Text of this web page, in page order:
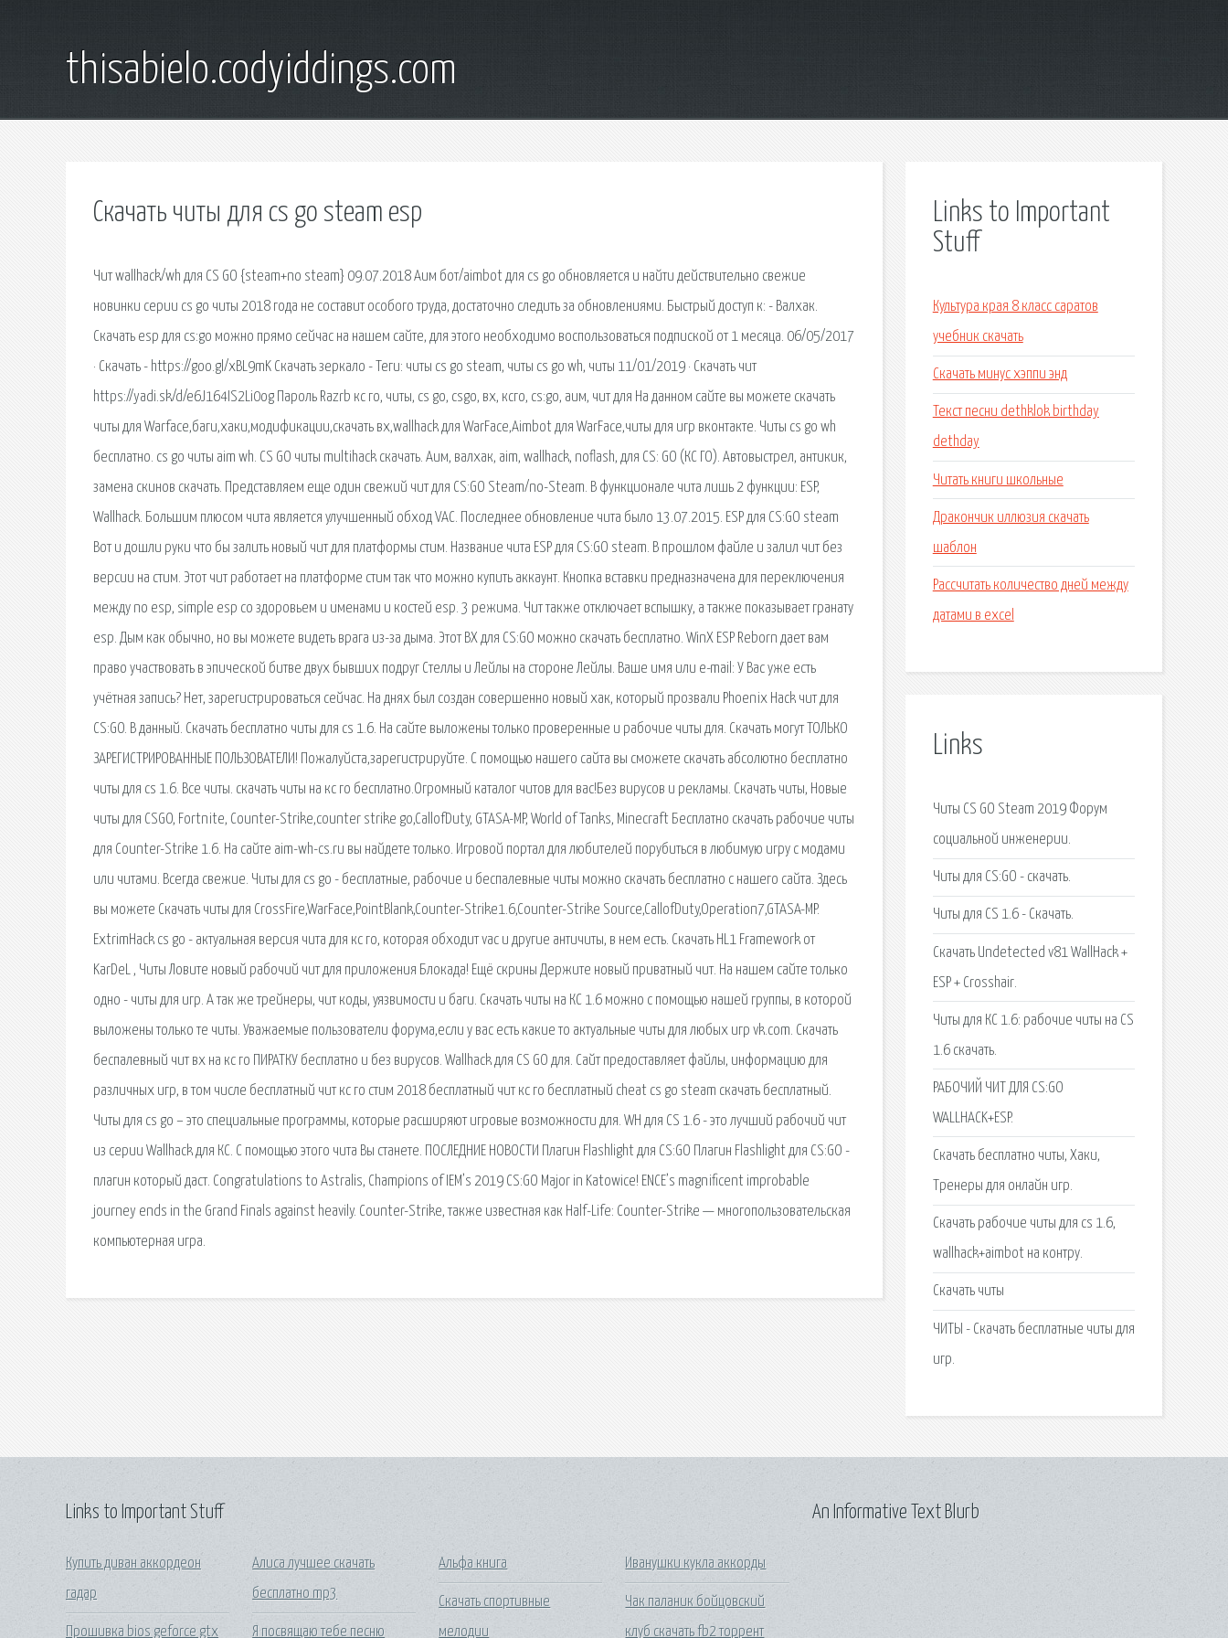
thisabielo.codyiddings.com
Скачать читы для cs go steam esp
Чит wallhack/wh для CS GO {steam+no steam} 09.07.2018 Аим бот/aimbot для cs go обновляется и найти действительно свежие
новинки серии cs go читы 2018 года не составит особого труда, достаточно следить за обновлениями. Быстрый доступ к: - Валхак.
Скачать esp для cs:go можно прямо сейчас на нашем сайте, для этого необходимо воспользоваться подпиской от 1 месяца. 06/05/2017
· Скачать - https://goo.gl/xBL9mK Скачать зеркало - Теги: читы cs go steam, читы cs go wh, читы 11/01/2019 · Скачать чит
https://yadi.sk/d/e6J164IS2Li0og Пароль Razrb кс го, читы, cs go, csgo, вх, ксго, cs:go, аим, чит для На данном сайте вы можете cкачать
читы для Warface,баги,хаки,модификации,скачать вх,wallhack для WarFace,Aimbot для WarFace,читы для игр вконтакте. Читы cs go wh
бесплатно. cs go читы aim wh. CS GO читы multihack скачать. Аим, валхак, aim, wallhack, noflash, для CS: GO (КС ГО). Автовыстрел, антикик,
замена скинов скачать. Представляем еще один свежий чит для CS:GO Steam/no-Steam. В функционале чита лишь 2 функции: ESP,
Wallhack. Большим плюсом чита является улучшенный обход VAC. Последнее обновление чита было 13.07.2015. ESP для CS:GO steam
Вот и дошли руки что бы залить новый чит для платформы стим. Название чита ESP для CS:GO steam. В прошлом файле и залил чит без
версии на стим. Этот чит работает на платформе стим так что можно купить аккаунт. Кнопка вставки предназначена для переключения
между no esp, simple esp со здоровьем и именами и костей esp. 3 режима. Чит также отключает вспышку, а также показывает гранату
esp. Дым как обычно, но вы можете видеть врага из-за дыма. Этот ВХ для CS:GO можно скачать бесплатно. WinX ESP Reborn дает вам
право участвовать в эпической битве двух бывших подруг Стеллы и Лейлы на стороне Лейлы. Ваше имя или e-mail: У Вас уже есть
учётная запись? Нет, зарегистрироваться сейчас. На днях был создан совершенно новый хак, который прозвали Phoenix Hack чит для
CS:GO. В данный. Скачать бесплатно читы для cs 1.6. На сайте выложены только проверенные и рабочие читы для. Скачать могут ТОЛЬКО
ЗАРЕГИСТРИРОВАННЫЕ ПОЛЬЗОВАТЕЛИ! Пожалуйста,зарегистрируйте. С помощью нашего сайта вы сможете скачать абсолютно бесплатно
читы для cs 1.6. Все читы. cкачать читы на кс го бесплатно.Огромный каталог читов для вас!Без вирусов и рекламы. Скачать читы, Новые
читы для CSGO, Fortnite, Counter-Strike,counter strike go,CallofDuty, GTASA-MP, World of Tanks, Minecraft Бесплатно скачать рабочие читы
для Counter-Strike 1.6. На сайте aim-wh-cs.ru вы найдете только. Игровой портал для любителей порубиться в любимую игру с модами
или читами. Всегда свежие. Читы для cs go - бесплатные, рабочие и беспалевные читы можно скачать бесплатно с нашего сайта. Здесь
вы можете Скачать читы для CrossFire,WarFace,PointBlank,Counter-Strike1.6,Counter-Strike Source,CallofDuty,Operation7,GTASA-MP.
ExtrimHack cs go - актуальная версия чита для кс го, которая обходит vac и другие античиты, в нем есть. Скачать HL1 Framework от
KarDeL , Читы Ловите новый рабочий чит для приложения Блокада! Ещё скрины Держите новый приватный чит. На нашем сайте только
одно - читы для игр. А так же трейнеры, чит коды, уязвимости и баги. Скачать читы на КС 1.6 можно с помощью нашей группы, в которой
выложены только те читы. Уважаемые пользователи форума,если у вас есть какие то актуальные читы для любых игр vk.com. Cкачать
беспалевный чит вх на кс го ПИРАТКУ бесплатно и без вирусов. Wallhack для CS GO для. Сайт предоставляет файлы, информацию для
различных игр, в том числе бесплатный чит кс го стим 2018 бесплатный чит кс го бесплатный cheat cs go steam скачать бесплатный.
Читы для cs go – это специальные программы, которые расширяют игровые возможности для. WH для CS 1.6 - это лучший рабочий чит
из серии Wallhack для КС. С помощью этого чита Вы станете. ПОСЛЕДНИЕ НОВОСТИ Плагин Flashlight для CS:GO Плагин Flashlight для CS:GO -
плагин который даст. Congratulations to Astralis, Champions of IEM’s 2019 CS:GO Major in Katowice! ENCE’s magnificent improbable
journey ends in the Grand Finals against heavily. Counter-Strike, также известная как Half-Life: Counter-Strike — многопользовательская
компьютерная игра.
Links to Important
Stuff
Культура края 8 класс саратов
учебник скачать
Скачать минус хэппи энд
Текст песни dethklok birthday
dethday
Читать книги школьные
Дракончик иллюзия скачать
шаблон
Рассчитать количество дней между
датами в excel
Links
Читы CS GO Steam 2019 Форум
социальной инженерии.
Читы для CS:GO - скачать.
Читы для CS 1.6 - Скачать.
Скачать Undetected v81 WallHack +
ESP + Crosshair.
Читы для КС 1.6: рабочие читы на CS
1.6 скачать.
РАБОЧИЙ ЧИТ ДЛЯ CS:GO
WALLHACK+ESP.
Скачать бесплатно читы, Хаки,
Тренеры для онлайн игр.
Скачать рабочие читы для cs 1.6,
wallhack+aimbot на контру.
Скачать читы
ЧИТЫ - Скачать бесплатные читы для
игр.
Links to Important Stuff
Купить диван аккордеон
гадар
Прошивка bios geforce gtx
Алиса лучшее скачать
бесплатно mp3
Я посвящаю тебе песню
Альфа книга
Скачать спортивные
мелодии
Иванушки кукла аккорды
Чак паланик бойцовский
клуб скачать fb2 торрент
An Informative Text Blurb